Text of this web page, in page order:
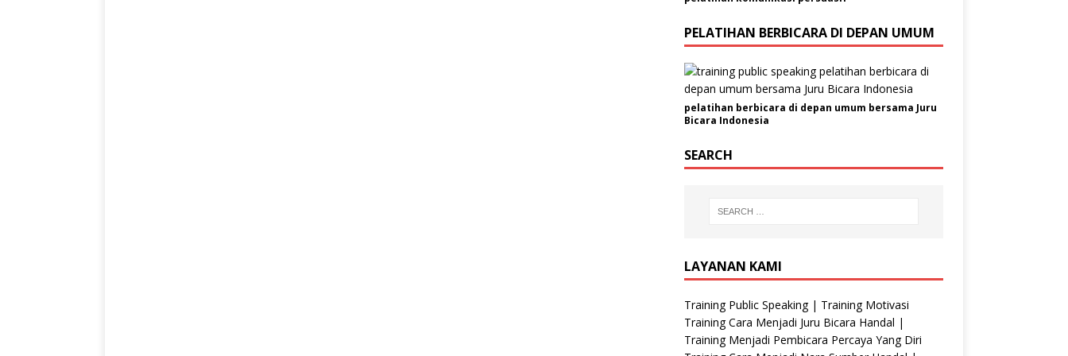
PELATIHAN BERBICARA DI DEPAN UMUM
pelatihan berbicara di depan umum bersama Juru
Bicara Indonesia
SEARCH
LAYANAN KAMI
Training Public Speaking | Training Motivasi
Training Cara Menjadi Juru Bicara Handal |
Training Menjadi Pembicara Percaya Yang Diri